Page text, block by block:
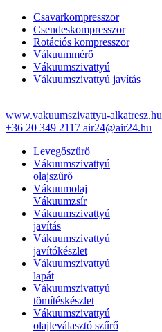
Csavarkompresszor
Csendeskompresszor
Rotációs kompresszor
Vákuummérő
Vákuumszivattyú
Vákuumszivattyú javítás
www.vakuumszivattyu-alkatresz.hu
+36 20 349 2117 air24@air24.hu
Levegőszűrő
Vákuumszivattyú
olajszűrő
Vákuumolaj
Vákuumzsír
Vákuumszivattyú
javítás
Vákuumszivattyú
javítókészlet
Vákuumszivattyú
lapát
Vákuumszivattyú
tömítéskészlet
Vákuumszivattyú
olajleválasztó szűrő